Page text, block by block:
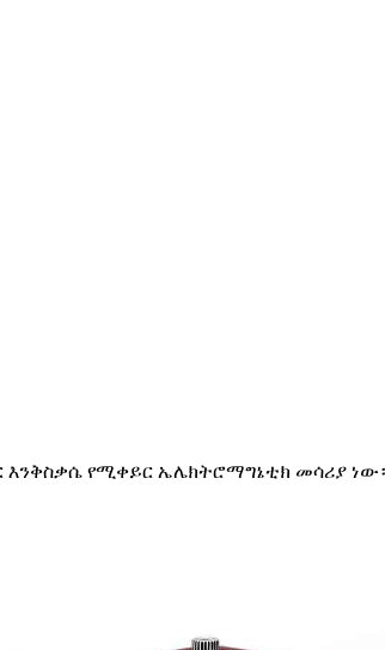
የሚቀይር ኤሌክትሮማግኔቲክ መሳሪያ